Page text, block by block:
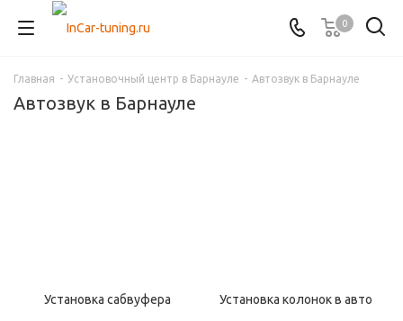
0
Главная - Установочный центр в Барнауле - Автозвук в Барнауле
Автозвук в Барнауле
Установка сабвуфера Установка колонок в авто